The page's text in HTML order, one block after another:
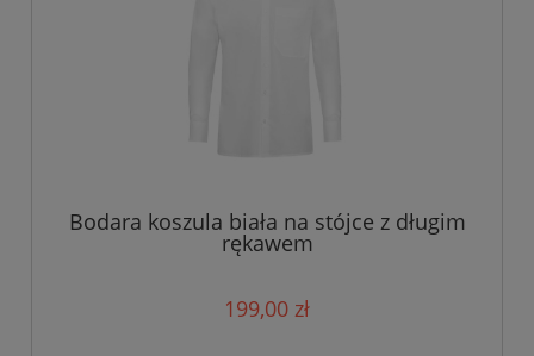
Bodara koszula biała na stójce z długim
rękawem
199,00 zł